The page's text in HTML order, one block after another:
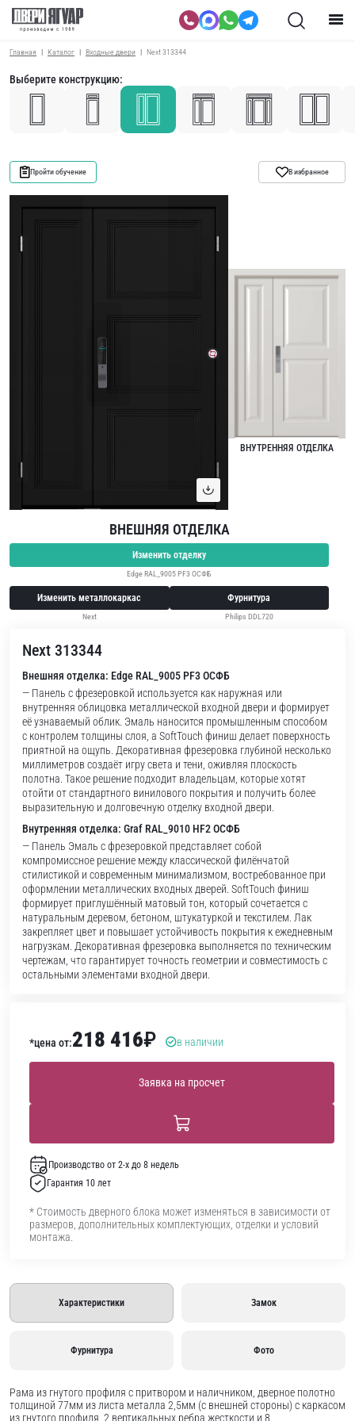
Главная Каталог Входные двери Next 313344
Выберите конструкцию:
Пройти обучение В избранное
ВНУТРЕННЯЯ ОТДЕЛКА
ВНЕШНЯЯ ОТДЕЛКА
Изменить отделку
Edge RAL_9005 PF3 ОСФБ
Изменить металлокаркас
Next
Фурнитура
Philips DDL720
Next 313344
Внешняя отделка: Edge RAL_9005 PF3 ОСФБ
— Панель с фрезеровкой используется как наружная или
внутренняя облицовка металлической входной двери и формирует
её узнаваемый облик. Эмаль наносится промышленным способом
с контролем толщины слоя, а SoftTouch финиш делает поверхность
приятной на ощупь. Декоративная фрезеровка глубиной несколько
миллиметров создаёт игру света и тени, оживляя плоскость
полотна. Такое решение подходит владельцам, которые хотят
отойти от стандартного винилового покрытия и получить более
выразительную и долговечную отделку входной двери.
Внутренняя отделка: Graf RAL_9010 HF2 ОСФБ
— Панель Эмаль с фрезеровкой представляет собой
компромиссное решение между классической филёнчатой
стилистикой и современным минимализмом, востребованное при
оформлении металлических входных дверей. SoftTouch финиш
формирует приглушённый матовый тон, который сочетается с
натуральным деревом, бетоном, штукатуркой и текстилем. Лак
закрепляет цвет и повышает устойчивость покрытия к ежедневным
нагрузкам. Декоративная фрезеровка выполняется по техническим
чертежам, что гарантирует точность геометрии и совместимость с
остальными элементами входной двери.
*цена от:218 416₽ в наличии
Заявка на просчет
Производство от 2-х до 8 недель
Гарантия 10 лет
* Стоимость дверного блока может изменяться в зависимости от
размеров, дополнительных комплектующих, отделки и условий
монтажа.
Характеристики Замок
Фурнитура Фото
Рама из гнутого профиля с притвором и наличником, дверное полотно
толщиной 77мм из листа металла 2,5мм (с внешней стороны) c каркасом
из гнутого профиля. 2 вертикальных ребра жесткости и 8